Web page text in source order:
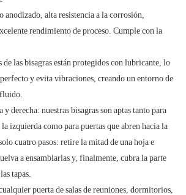
anodizado, alta resistencia a la corrosión,
rendimiento de proceso. Cumple con la
de las bisagras están protegidos con lubricante, lo
y evita vibraciones, creando un entorno de
derecha: nuestras bisagras son aptas tanto para
izquierda como para puertas que abren hacia la
cuatro pasos: retire la mitad de una hoja e
a ensamblarlas y, finalmente, cubra la parte
tapas.
puerta de salas de reuniones, dormitorios,